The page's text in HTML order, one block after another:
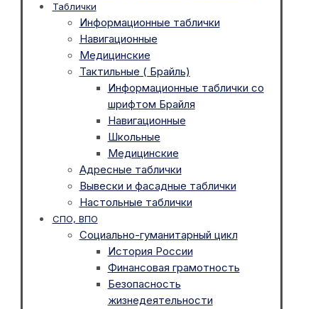
Таблички
Информационные таблички
Навигационные
Медицинские
Тактильные ( Брайль)
Информационные таблички со
шрифтом Брайля
Навигационные
Школьные
Медицинские
Адресные таблички
Вывески и фасадные таблички
Настольные таблички
СПО, ВПО
Социально-гуманитарный цикл
История России
Финансовая грамотность
Безопасность
жизнедеятельности